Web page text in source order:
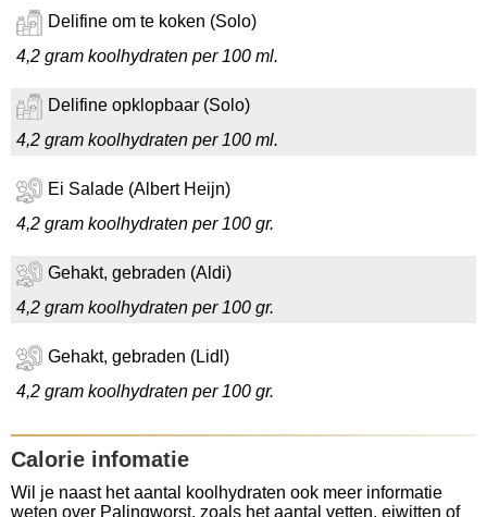
Delifine om te koken (Solo)
4,2 gram koolhydraten per 100 ml.
Delifine opklopbaar (Solo)
4,2 gram koolhydraten per 100 ml.
Ei Salade (Albert Heijn)
4,2 gram koolhydraten per 100 gr.
Gehakt, gebraden (Aldi)
4,2 gram koolhydraten per 100 gr.
Gehakt, gebraden (Lidl)
4,2 gram koolhydraten per 100 gr.
Calorie infomatie
Wil je naast het aantal koolhydraten ook meer informatie
weten over Palingworst, zoals het aantal vetten, eiwitten of